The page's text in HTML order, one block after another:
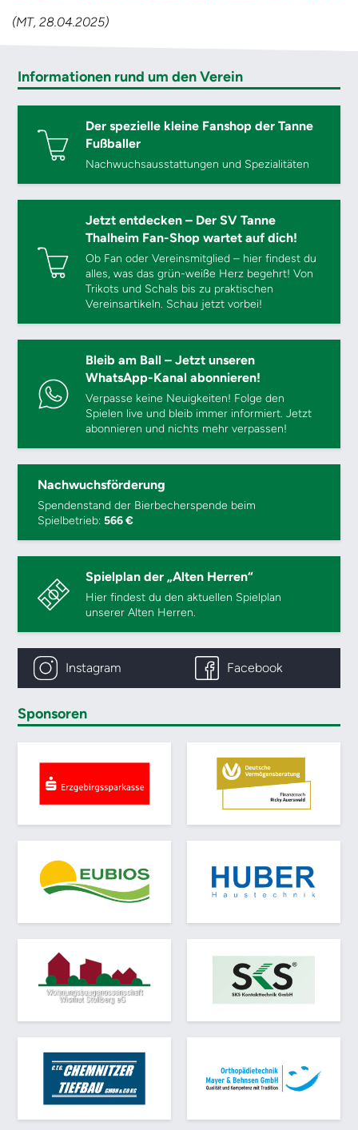
(MT, 28.04.2025)
Informationen rund um den Verein
Der spezielle kleine Fanshop der Tanne
Fußballer
Nachwuchsausstattungen und Spezialitäten
Jetzt entdecken – Der SV Tanne
Thalheim Fan-Shop wartet auf dich!
Ob Fan oder Vereinsmitglied – hier findest du
alles, was das grün-weiße Herz begehrt! Von
Trikots und Schals bis zu praktischen
Vereinsartikeln. Schau jetzt vorbei!
Bleib am Ball – Jetzt unseren
WhatsApp-Kanal abonnieren!
Verpasse keine Neuigkeiten! Folge den
Spielen live und bleib immer informiert. Jetzt
abonnieren und nichts mehr verpassen!
Nachwuchsförderung
Spendenstand der Bierbecherspende beim
Spielbetrieb:566 €
Spielplan der „Alten Herren“
Hier findest du den aktuellen Spielplan
unserer Alten Herren.
Instagram Facebook
Sponsoren